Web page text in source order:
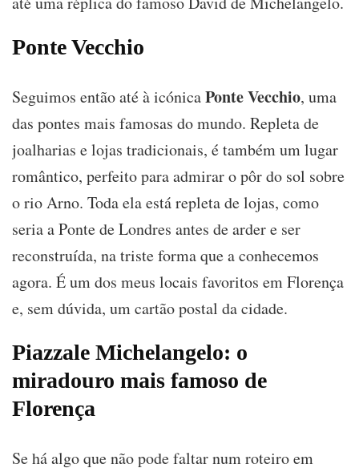
Ponte Vecchio
Seguimos então até à icónicaPonte Vecchio, uma
das pontes mais famosas do mundo. Repleta de
joalharias e lojas tradicionais, é também um lugar
romântico, perfeito para admirar o pôr do sol sobre
o rio Arno. Toda ela está repleta de lojas, como
seria a Ponte de Londres antes de arder e ser
reconstruída, na triste forma que a conhecemos
agora. É um dos meus locais favoritos em Florença
e, sem dúvida, um cartão postal da cidade.
Piazzale Michelangelo: o
miradouro mais famoso de
Florença
Se há algo que não pode faltar num roteiro em